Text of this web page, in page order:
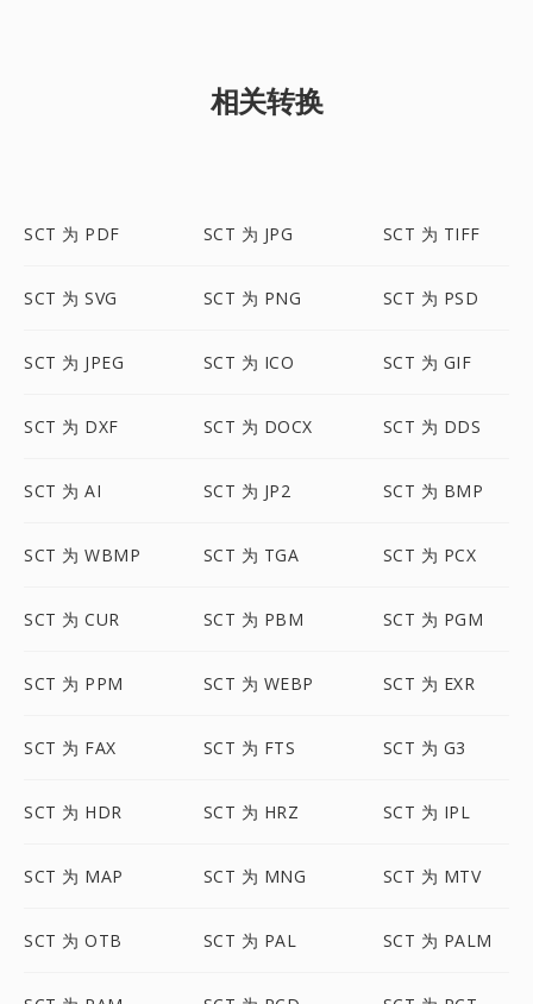
相关转换
SCT 为 PDF SCT 为 JPG SCT 为 TIFF
SCT 为 SVG SCT 为 PNG SCT 为 PSD
SCT 为 JPEG SCT 为 ICO SCT 为 GIF
SCT 为 DXF SCT 为 DOCX SCT 为 DDS
SCT 为 AI SCT 为 JP2 SCT 为 BMP
SCT 为 WBMP SCT 为 TGA SCT 为 PCX
SCT 为 CUR SCT 为 PBM SCT 为 PGM
SCT 为 PPM SCT 为 WEBP SCT 为 EXR
SCT 为 FAX SCT 为 FTS SCT 为 G3
SCT 为 HDR SCT 为 HRZ SCT 为 IPL
SCT 为 MAP SCT 为 MNG SCT 为 MTV
SCT 为 OTB SCT 为 PAL SCT 为 PALM